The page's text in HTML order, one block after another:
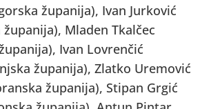
županija), Ivan Jurković
Mladen Tkalčec
Ivan Lovrenčić
županija), Zlatko Uremović
županija), Stipan Grgić